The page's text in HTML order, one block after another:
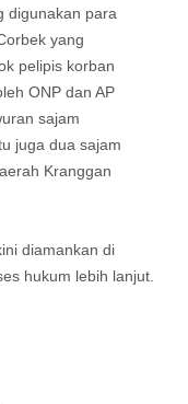
digunakan para
yang
pelipis korban
ONP dan AP
sajam
juga dua sajam
Kranggan
diamankan di
hukum lebih lanjut.